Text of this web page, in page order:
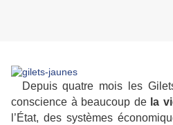
Depuis quatre mois les
conscience à beaucoup de la
l’État, des systèmes